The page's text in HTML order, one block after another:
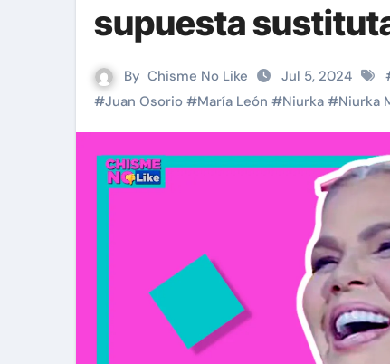
supuesta
By Chisme No Like Jul 5, 2024
#Juan Osorio #María León #Niurka #Niurka